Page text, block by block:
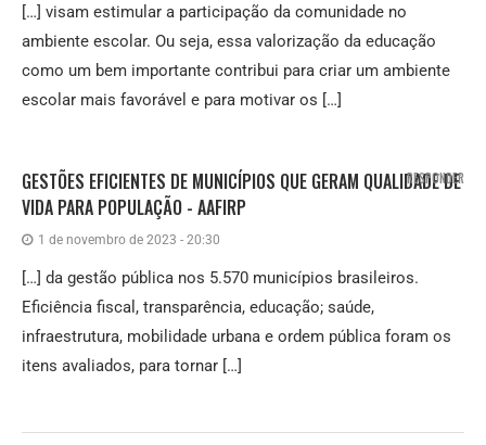
[…] visam estimular a participação da comunidade no
ambiente escolar. Ou seja, essa valorização da educação
como um bem importante contribui para criar um ambiente
escolar mais favorável e para motivar os […]
GESTÕES EFICIENTES DE MUNICÍPIOS QUE GERAM QUALIDADE DE
VIDA PARA POPULAÇÃO - AAFIRP
1 de novembro de 2023 - 20:30
[…] da gestão pública nos 5.570 municípios brasileiros.
Eficiência fiscal, transparência, educação; saúde,
infraestrutura, mobilidade urbana e ordem pública foram os
itens avaliados, para tornar […]
RESPONDER